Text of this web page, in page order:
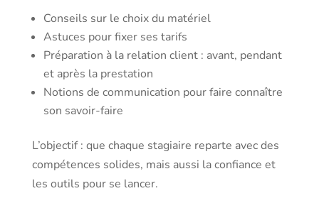
Conseils sur le choix du matériel
Astuces pour fixer ses tarifs
Préparation à la relation client : avant, pendant
et après la prestation
Notions de communication pour faire connaître
son savoir-faire
L’objectif : que chaque stagiaire reparte avec des
compétences solides, mais aussi la confiance et
les outils pour se lancer.